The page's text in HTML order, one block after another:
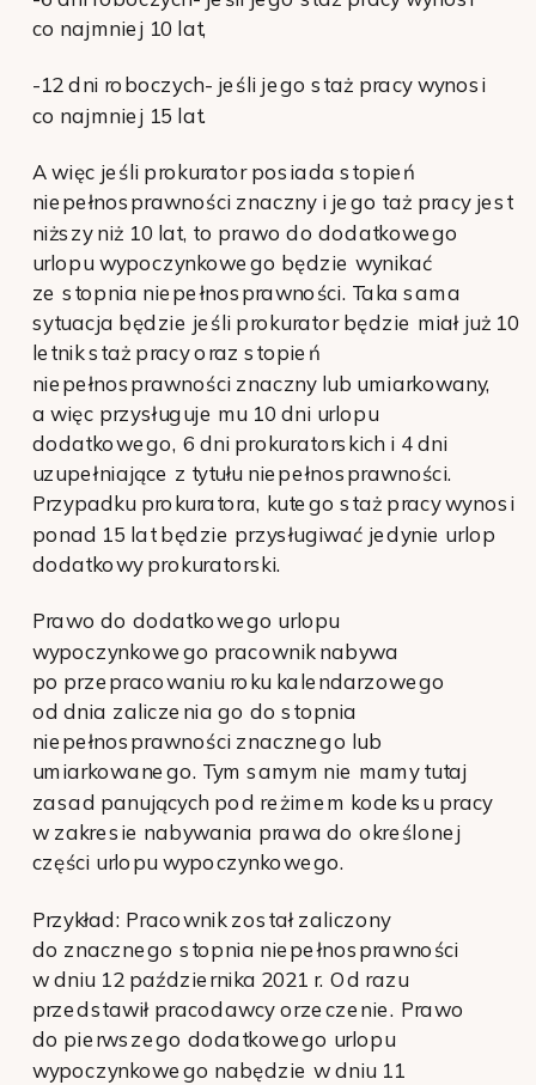
co najmniej 10 lat,
-12 dni roboczych- jeśli jego staż pracy wynosi
co najmniej 15 lat.
A więc jeśli prokurator posiada stopień
niepełnosprawności znaczny i jego taż pracy jest
niższy niż 10 lat, to prawo do dodatkowego
urlopu wypoczynkowego będzie wynikać
ze stopnia niepełnosprawności. Taka sama
sytuacja będzie jeśli prokurator będzie miał już 10
letnik staż pracy oraz stopień
niepełnosprawności znaczny lub umiarkowany,
a więc przysługuje mu 10 dni urlopu
dodatkowego, 6 dni prokuratorskich i 4 dni
uzupełniające z tytułu niepełnosprawności.
Przypadku prokuratora, kutego staż pracy wynosi
ponad 15 lat będzie przysługiwać jedynie urlop
dodatkowy prokuratorski.
Prawo do dodatkowego urlopu
wypoczynkowego pracownik nabywa
po przepracowaniu roku kalendarzowego
od dnia zaliczenia go do stopnia
niepełnosprawności znacznego lub
umiarkowanego. Tym samym nie mamy tutaj
zasad panujących pod reżimem kodeksu pracy
w zakresie nabywania prawa do określonej
części urlopu wypoczynkowego.
Przykład: Pracownik został zaliczony
do znacznego stopnia niepełnosprawności
w dniu 12 października 2021 r. Od razu
przedstawił pracodawcy orzeczenie. Prawo
do pierwszego dodatkowego urlopu
wypoczynkowego nabędzie w dniu 11